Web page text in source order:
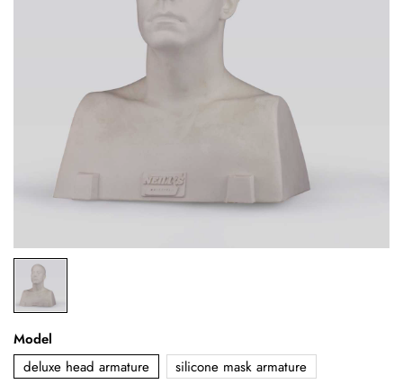
Model
deluxe head armature
silicone mask armature